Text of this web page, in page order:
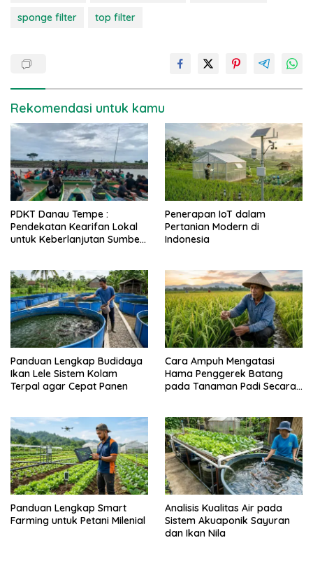
sponge filter
top filter
Rekomendasi untuk kamu
PDKT Danau Tempe :
Pendekatan Kearifan Lokal
untuk Keberlanjutan Sumber
Penerapan IoT dalam
Pertanian Modern di
Indonesia
Panduan Lengkap Budidaya
Ikan Lele Sistem Kolam
Terpal agar Cepat Panen
Cara Ampuh Mengatasi
Hama Penggerek Batang
pada Tanaman Padi Secara
Panduan Lengkap Smart
Farming untuk Petani Milenial
Analisis Kualitas Air pada
Sistem Akuaponik Sayuran
dan Ikan Nila